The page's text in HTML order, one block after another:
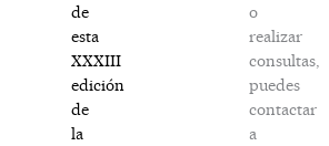
de
esta
XXXIII
edición
de
la
o
realizar
consultas,
puedes
contactar
a